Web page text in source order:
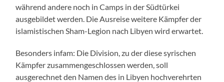
während andere noch in Camps in der Südtürkei
ausgebildet werden. Die Ausreise weitere Kämpfer der
islamistischen Sham-Legion nach Libyen wird erwartet.
Besonders infam: Die Division, zu der diese syrischen
Kämpfer zusammengeschlossen werden, soll
ausgerechnet den Namen des in Libyen hochverehrten